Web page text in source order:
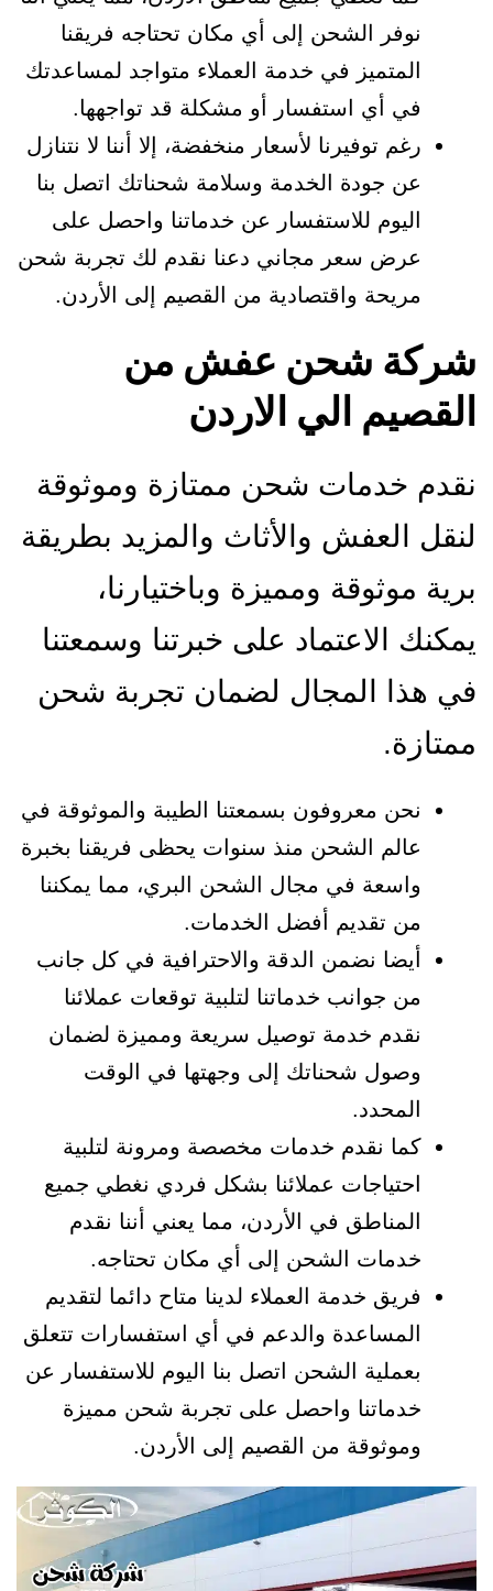
نوفر الشحن إلى أي مكان تحتاجه فريقنا
المتميز في خدمة العملاء متواجد لمساعدتك
في أي استفسار أو مشكلة قد تواجهها.
رغم توفيرنا لأسعار منخفضة، إلا أننا لا نتنازل
عن جودة الخدمة وسلامة شحناتك اتصل بنا
اليوم للاستفسار عن خدماتنا واحصل على
عرض سعر مجاني دعنا نقدم لك تجربة شحن
مريحة واقتصادية من القصيم إلى الأردن.
شركة شحن عفش من
القصيم الي الاردن
نقدم خدمات شحن ممتازة وموثوقة
لنقل العفش والأثاث والمزيد بطريقة
برية موثوقة ومميزة وباختيارنا،
يمكنك الاعتماد على خبرتنا وسمعتنا
في هذا المجال لضمان تجربة شحن
ممتازة.
نحن معروفون بسمعتنا الطيبة والموثوقة في
عالم الشحن منذ سنوات يحظى فريقنا بخبرة
واسعة في مجال الشحن البري، مما يمكننا
من تقديم أفضل الخدمات.
أيضا نضمن الدقة والاحترافية في كل جانب
من جوانب خدماتنا لتلبية توقعات عملائنا
نقدم خدمة توصيل سريعة ومميزة لضمان
وصول شحناتك إلى وجهتها في الوقت
المحدد.
كما نقدم خدمات مخصصة ومرونة لتلبية
احتياجات عملائنا بشكل فردي نغطي جميع
المناطق في الأردن، مما يعني أننا نقدم
خدمات الشحن إلى أي مكان تحتاجه.
فريق خدمة العملاء لدينا متاح دائما لتقديم
المساعدة والدعم في أي استفسارات تتعلق
بعملية الشحن اتصل بنا اليوم للاستفسار عن
خدماتنا واحصل على تجربة شحن مميزة
وموثوقة من القصيم إلى الأردن.